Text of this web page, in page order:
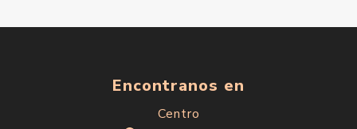
Encontranos en
Centro